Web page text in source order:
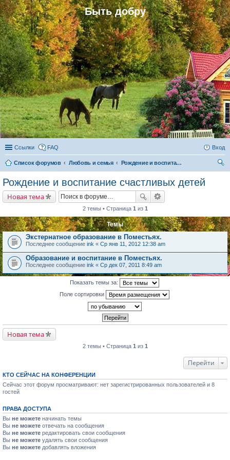
Быть добру
Ссылки FAQ Вход
Список форумов Любовь и семья
Рождение и воспитание счастливых детей
Рождение и воспитание счастливых детей
Новая тема
2 темы • Страница 1 из 1
Темы
Экстернатное образование в Поместьях.
Последнее сообщение ink « Ср янв 11, 2012 12:38 am
Образование и воспитание в Поместьях.
Последнее сообщение ink « Ср дек 07, 2011 8:49 am
Показать темы за:
Поле сортировки
Новая тема
2 темы • Страница 1 из 1
Перейти
КТО СЕЙЧАС НА КОНФЕРЕНЦИИ
Сейчас этот форум просматривают: нет зарегистрированных пользователей и 8
гостей
ПРАВА ДОСТУПА
Вы не можете начинать темы
Вы не можете отвечать на сообщения
Вы не можете редактировать свои сообщения
Вы не можете удалять свои сообщения
Вы не можете добавлять вложения